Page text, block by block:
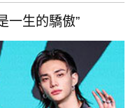
一生的驕傲”